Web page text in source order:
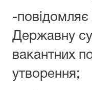
-повідомляє
Державну
вакантних
утворення;